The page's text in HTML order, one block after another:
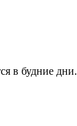
в будние дни.